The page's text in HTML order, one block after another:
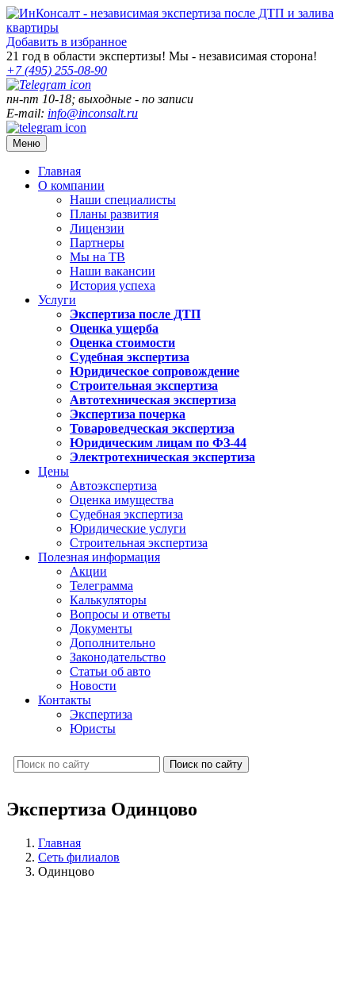
Добавить в избранное
21 год в области экспертизы! Мы - независимая сторона!
+7 (495) 255-08-90
пн-пт 10-18; выходные - по записи
E-mail: info@inconsalt.ru
Меню
Главная
О компании
Наши специалисты
Планы развития
Лицензии
Партнеры
Мы на ТВ
Наши вакансии
История успеха
Услуги
Экспертиза после ДТП
Оценка ущерба
Оценка стоимости
Судебная экспертиза
Юридическое сопровождение
Строительная экспертиза
Автотехническая экспертиза
Экспертиза почерка
Товароведческая экспертиза
Юридическим лицам по ФЗ-44
Электротехническая экспертиза
Цены
Автоэкспертиза
Оценка имущества
Судебная экспертиза
Юридические услуги
Строительная экспертиза
Полезная информация
Акции
Телеграмма
Калькуляторы
Вопросы и ответы
Документы
Дополнительно
Законодательство
Статьи об авто
Новости
Контакты
Экспертиза
Юристы
Поиск по сайту
Экспертиза Одинцово
Главная
Сеть филиалов
Одинцово